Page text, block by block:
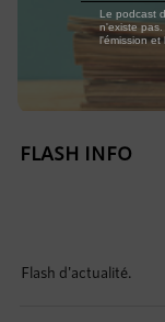
FLASH INFO
Flash d'actualité.
Le podcast
n'existe
l'émission et